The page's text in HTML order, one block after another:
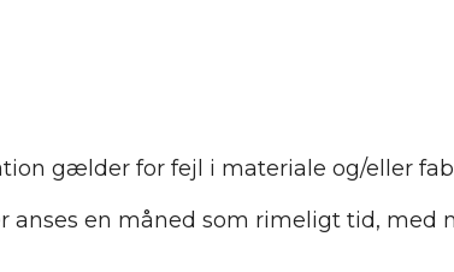
gælder for fejl i materiale og/eller
anses en måned som rimeligt tid, med